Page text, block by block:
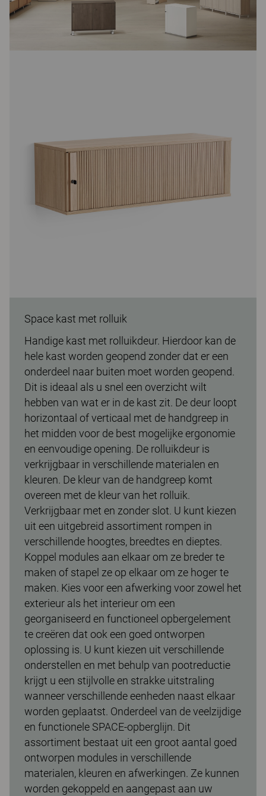
Space kast met rolluik
Handige kast met rolluikdeur. Hierdoor kan de
hele kast worden geopend zonder dat er een
onderdeel naar buiten moet worden geopend.
Dit is ideaal als u snel een overzicht wilt
hebben van wat er in de kast zit. De deur loopt
horizontaal of verticaal met de handgreep in
het midden voor de best mogelijke ergonomie
en eenvoudige opening. De rolluikdeur is
verkrijgbaar in verschillende materialen en
kleuren. De kleur van de handgreep komt
overeen met de kleur van het rolluik.
Verkrijgbaar met en zonder slot. U kunt kiezen
uit een uitgebreid assortiment rompen in
verschillende hoogtes, breedtes en dieptes.
Koppel modules aan elkaar om ze breder te
maken of stapel ze op elkaar om ze hoger te
maken. Kies voor een afwerking voor zowel het
exterieur als het interieur om een
georganiseerd en functioneel opbergelement
te creëren dat ook een goed ontworpen
oplossing is. U kunt kiezen uit verschillende
onderstellen en met behulp van pootreductie
krijgt u een stijlvolle en strakke uitstraling
wanneer verschillende eenheden naast elkaar
worden geplaatst. Onderdeel van de veelzijdige
en functionele SPACE-opberglijn. Dit
assortiment bestaat uit een groot aantal goed
ontworpen modules in verschillende
materialen, kleuren en afwerkingen. Ze kunnen
worden gekoppeld en aangepast aan uw